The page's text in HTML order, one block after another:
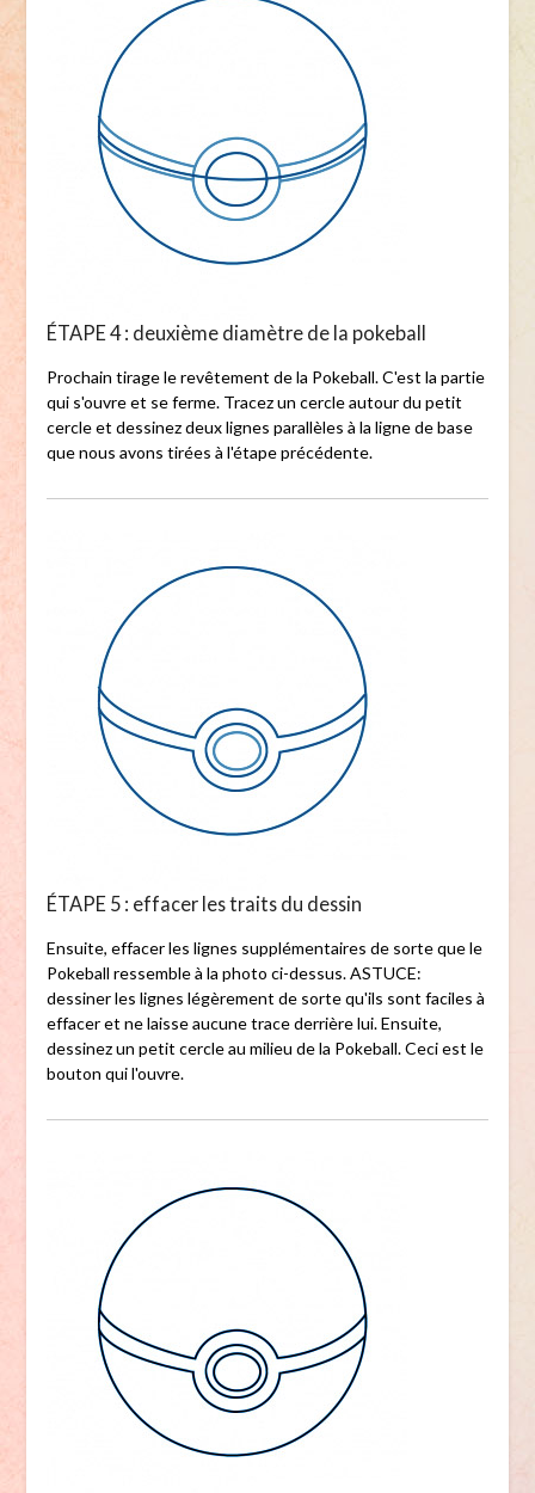
ÉTAPE 4 : deuxième diamètre de la pokeball
Prochain tirage le revêtement de la Pokeball. C'est la partie
qui s'ouvre et se ferme. Tracez un cercle autour du petit
cercle et dessinez deux lignes parallèles à la ligne de base
que nous avons tirées à l'étape précédente.
ÉTAPE 5 : effacer les traits du dessin
Ensuite, effacer les lignes supplémentaires de sorte que le
Pokeball ressemble à la photo ci-dessus. ASTUCE:
dessiner les lignes légèrement de sorte qu'ils sont faciles à
effacer et ne laisse aucune trace derrière lui. Ensuite,
dessinez un petit cercle au milieu de la Pokeball. Ceci est le
bouton qui l'ouvre.